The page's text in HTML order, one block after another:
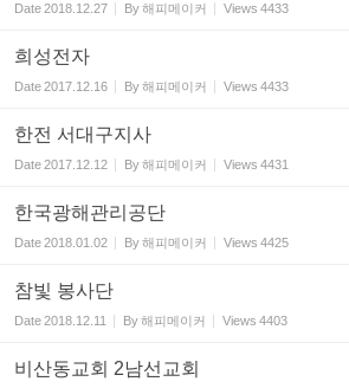
Date2018.12.27 By해피메이커 Views 4433
희성전자
Date2017.12.16 By해피메이커 Views 4433
한전 서대구지사
Date2017.12.12 By해피메이커 Views 4431
한국광해관리공단
Date2018.01.02 By해피메이커 Views 4425
참빛 봉사단
Date2018.12.11 By해피메이커 Views 4403
비산동교회 2남선교회